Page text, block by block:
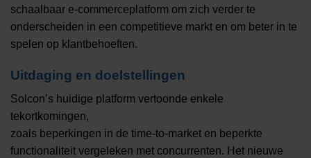
schaalbaar e-commerceplatform om zich verder te
onderscheiden in een competitieve markt en om beter in te
spelen op klantbehoeften.
Uitdaging en doelstellingen
Solcon’s huidige platform vertoonde enkele
tekortkomingen,
zoals beperkingen in de time-to-market en beperkte
functionaliteit vergeleken met concurrenten. Het nieuwe